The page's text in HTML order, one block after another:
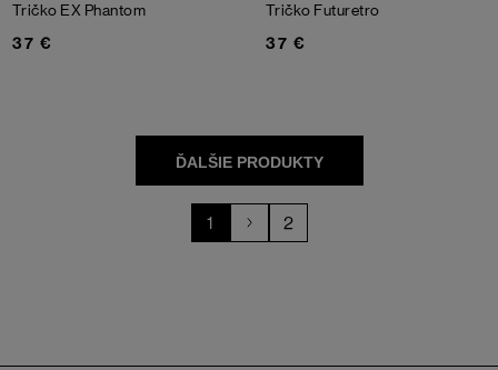
Tričko EX Phantom
37 €
Tričko Futuretro
37 €
1 2